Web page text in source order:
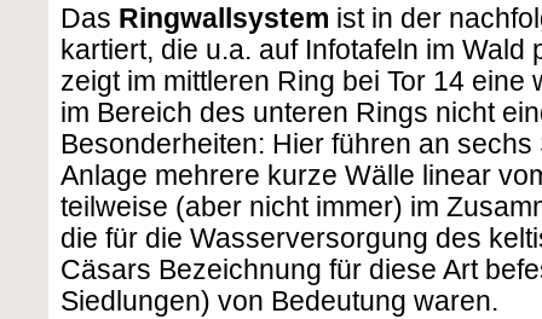
Das Ringwallsystem ist in der
kartiert, die u.a. auf Infotafeln im Wald
zeigt im mittleren Ring bei Tor 14 eine
im Bereich des unteren Rings nicht
Besonderheiten: Hier führen an sechs
Anlage mehrere kurze Wälle linear
teilweise (aber nicht immer) im
die für die Wasserversorgung des
Cäsars Bezeichnung für diese Art
Siedlungen) von Bedeutung waren.